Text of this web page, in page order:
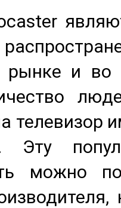
рынке и
телевизор
Эту
можно